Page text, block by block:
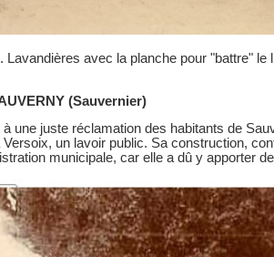
Lavandières avec la planche pour "battre" le
(Sauvernier)
à une juste réclamation des habitants de
un lavoir public. Sa construction,
municipale, car elle a dû y apporter